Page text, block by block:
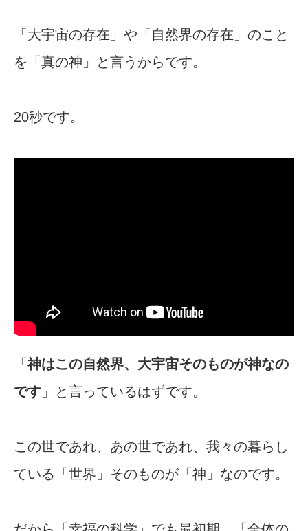
「大宇宙の存在」や「自然界の存在」のこと
を「真の神」と言うからです。
20秒です。
「神はこの自然界、大宇宙そのものが神なの
です 」と言っているはずです。
この世であれ、あの世であれ、我々の暮らし
ている「世界」そのものが「神」なのです。